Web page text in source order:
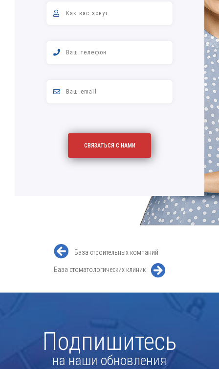
База строительных компаний
База стоматологических клиник
Подпишитесь
на наши обновления